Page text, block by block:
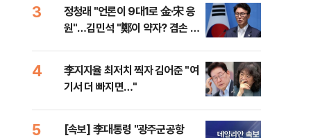
3
정청래 "언론이 9대1로 金·宋 응
원"…김민석 "鄭이 약자? 겸손 과
4
李지지율 최저치 찍자 김어준 "여
기서 더 빠지면…"
5
[속보] 李대통령 "광주군공항